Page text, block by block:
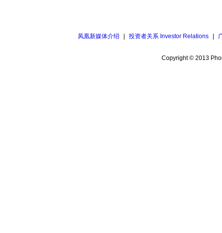
凤凰新媒体介绍 | 投资者关系 Investor Relations |
Copyright © 2013